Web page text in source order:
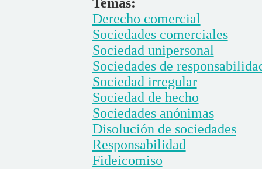
Temas:
Derecho comercial
Sociedades comerciales
Sociedad unipersonal
Sociedades de
Sociedad irregular
Sociedad de hecho
Sociedades anónimas
Disolución de sociedades
Responsabilidad
Fideicomiso